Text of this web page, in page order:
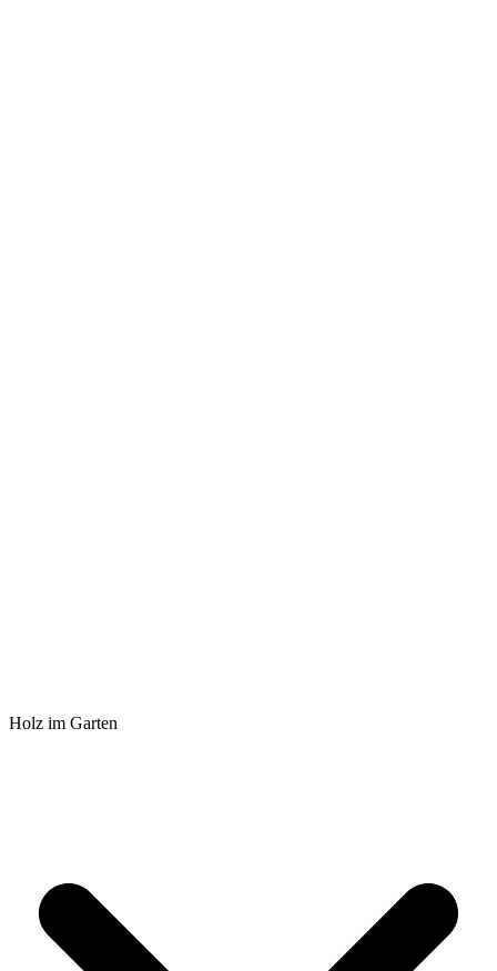
Holz im Garten